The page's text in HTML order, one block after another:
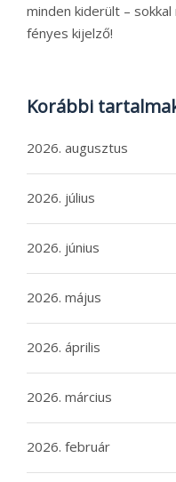
minden kiderült –
fényes kijelző!
Korábbi
2026. augusztus
2026. július
2026. június
2026. május
2026. április
2026. március
2026. február